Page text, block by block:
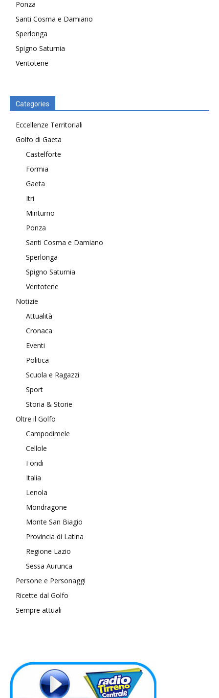
Ponza
Santi Cosma e Damiano
Sperlonga
Spigno Saturnia
Ventotene
Categories
Eccellenze Territoriali
Golfo di Gaeta
Castelforte
Formia
Gaeta
Itri
Minturno
Ponza
Santi Cosma e Damiano
Sperlonga
Spigno Saturnia
Ventotene
Notizie
Attualità
Cronaca
Eventi
Politica
Scuola e Ragazzi
Sport
Storia & Storie
Oltre il Golfo
Campodimele
Cellole
Fondi
Italia
Lenola
Mondragone
Monte San Biagio
Provincia di Latina
Regione Lazio
Sessa Aurunca
Persone e Personaggi
Ricette dal Golfo
Sempre attuali